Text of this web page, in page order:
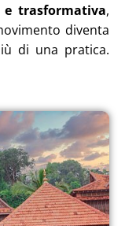
trasformativa,
diventa
di una pratica.